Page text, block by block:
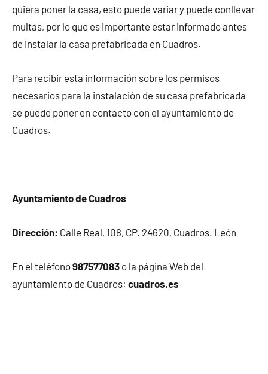
quiera poner la casa, esto puede variar y puede conllevar
multas, por lo que es importante estar informado antes
de instalar la casa prefabricada en Cuadros.
Para recibir esta información sobre los permisos
necesarios para la instalación de su casa prefabricada
se puede poner en contacto con el ayuntamiento de
Cuadros.
Ayuntamiento de Cuadros
Dirección: Calle Real, 108, CP. 24620, Cuadros. León
En el teléfono987577083 o la página Web del
ayuntamiento de Cuadros: cuadros.es